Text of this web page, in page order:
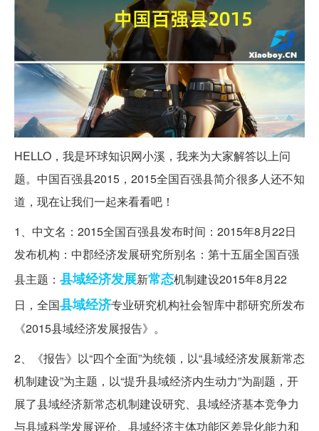
HELLO，我是环球知识网小溪，我来为大家解答以上问
题。中国百强县2015，2015全国百强县简介很多人还不知
道，现在让我们一起来看看吧！
1、中文名：2015全国百强县发布时间：2015年8月22日
发布机构：中郡经济发展研究所别名：第十五届全国百强
县主题： 县域经济发展新常态机制建设2015年8月22
日，全国县域经济专业研究机构社会智库中郡研究所发布
《2015县域经济发展报告》。
2、《报告》以“四个全面”为统领，以“县域经济发展新常态
机制建设”为主题，以“提升县域经济内生动力”为副题，开
展了县域经济新常态机制建设研究、县域经济基本竞争力
与县域科学发展评价、县域经济主体功能区差异化能力和